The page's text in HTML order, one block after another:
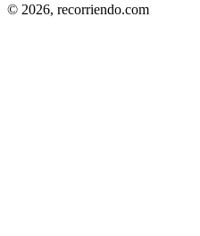
© 2026, recorriendo.com